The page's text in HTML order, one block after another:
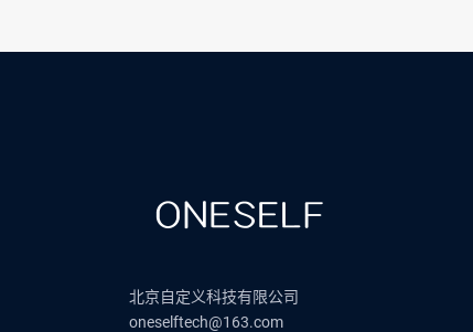
北京自定义科技有限公司
oneselftech@163.com